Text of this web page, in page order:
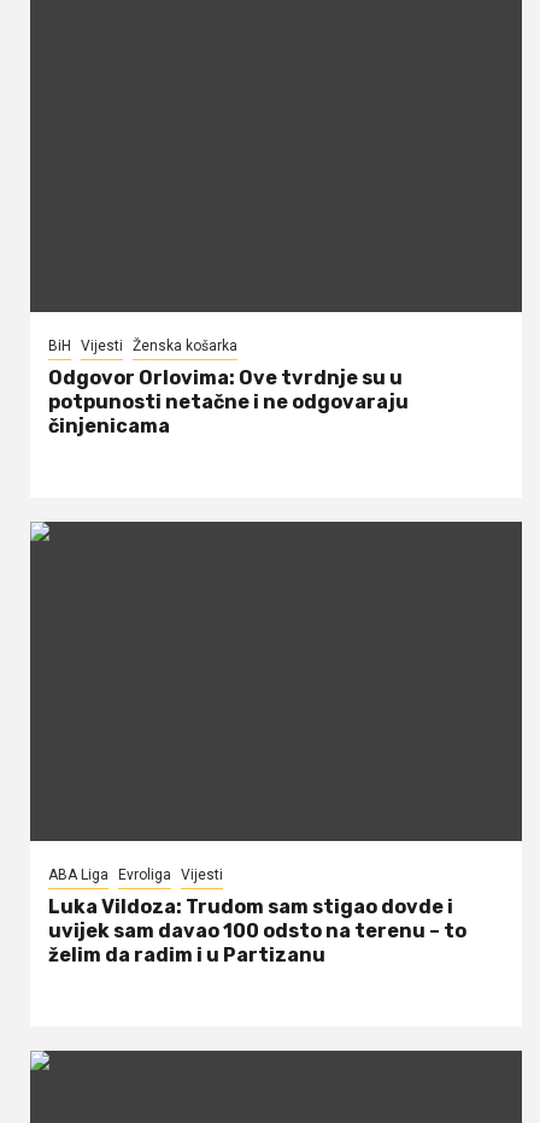
BiH Vijesti Ženska košarka
Odgovor Orlovima: ​Ove tvrdnje su u
potpunosti netačne i ne odgovaraju
činjenicama
ABA Liga Evroliga Vijesti
Luka Vildoza: Trudom sam stigao dovde i
uvijek sam davao 100 odsto na terenu – to
želim da radim i u Partizanu